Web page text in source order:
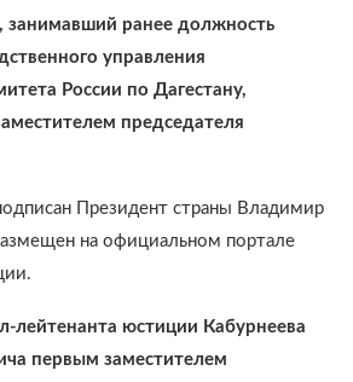
занимавший ранее должность
управления
России по Дагестану,
председателя
Президент страны Владимир
на официальном портале
лейтенанта юстиции Кабурнеева
первым заместителем